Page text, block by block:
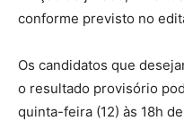
conforme previsto no
Os candidatos que
o resultado provisório
quinta-feira (12) às 18h